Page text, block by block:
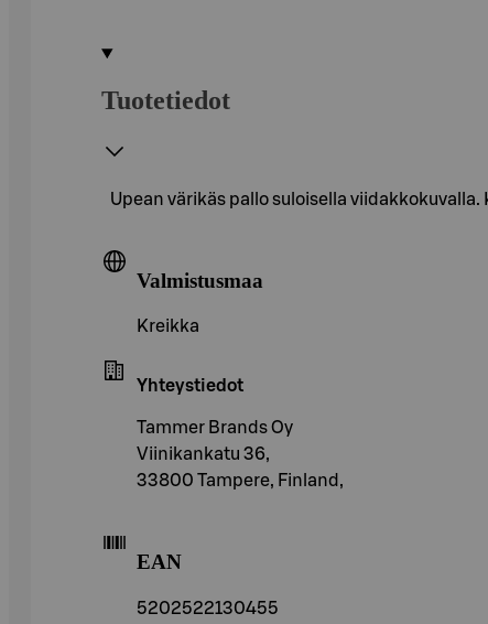
Tuotetiedot
Upean värikäs pallo suloisella
Valmistusmaa
Kreikka
Yhteystiedot
Tammer Brands Oy
Viinikankatu 36,
33800 Tampere, Finland,
EAN
5202522130455